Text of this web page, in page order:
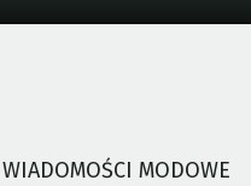
WIADOMOŚCI MODOWE